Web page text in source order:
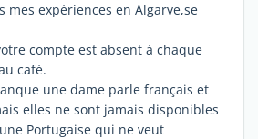
mes expériences en Algarve,se
compte est absent à chaque
café.
une dame parle français et
elles ne sont jamais disponibles
Portugaise qui ne veut